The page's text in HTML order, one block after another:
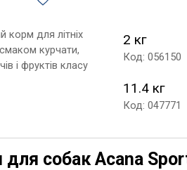
корм для літніх
курчати,
і фруктів класу
2 кг
Код: 056150
11.4 кг
Код: 047771
для собак Acana